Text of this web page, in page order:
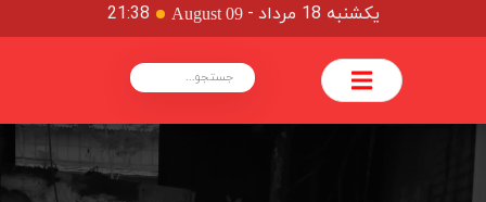
یکشنبه 18 مرداد -
August 09
21:38